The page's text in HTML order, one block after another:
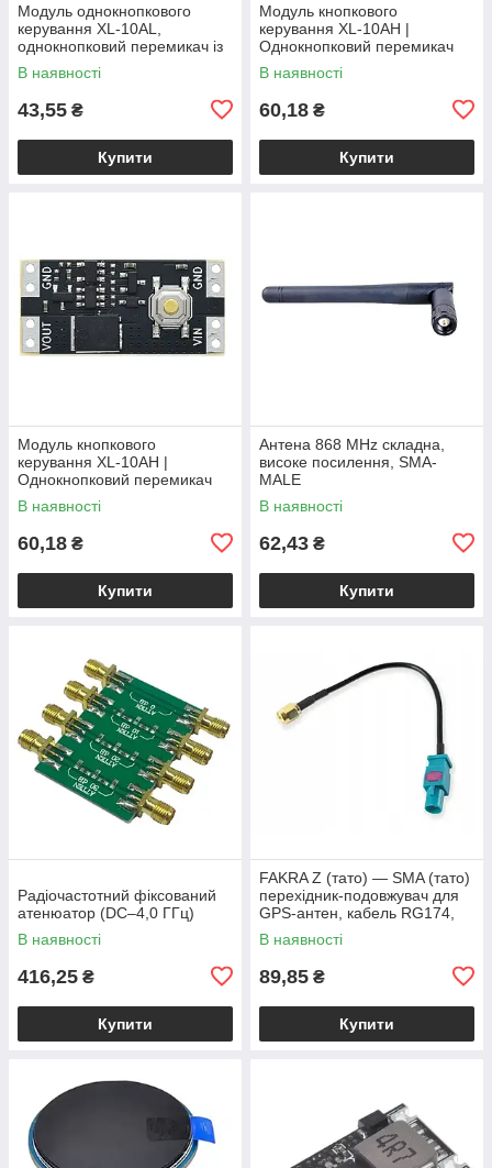
Модуль однокнопкового
керування XL-10AL,
однокнопковий перемикач із
фіксацією, 5В 10А,
енергоефективний
В наявності
43,55 ₴
Купити
Модуль кнопкового
керування XL-10AH |
Однокнопковий перемикач
10A | Модуль з фіксацією |
Широкий діапазон
В наявності
60,18 ₴
Купити
Модуль кнопкового
керування XL-10AH |
Однокнопковий перемикач
10A | Модуль з фіксацією |
Широкий діапазон
В наявності
60,18 ₴
Купити
Антена 868 MHz складна,
високе посилення, SMA-
MALE
В наявності
62,43 ₴
Купити
Радіочастотний фіксований
атенюатор (DC–4,0 ГГц)
В наявності
416,25 ₴
Купити
FAKRA Z (тато) — SMA (тато)
перехідник-подовжувач для
GPS-антен, кабель RG174,
15 см
В наявності
89,85 ₴
Купити